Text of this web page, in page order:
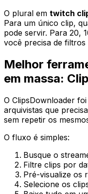
O plural em twitch
Para um único clip,
pode servir. Para 20,
você precisa de filtros
Melhor
em massa:
O ClipsDownloader
arquivistas que
sem repetir os
O fluxo é simples:
Busque o
Filtre clips por
Pré-visualize os
Selecione os